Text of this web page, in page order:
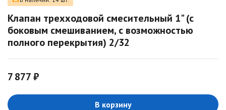
Клапан трехходовой смесительный 1" (с
боковым смешиванием, с возможностью
полного перекрытия) 2/32
7 877 ₽
В корзину